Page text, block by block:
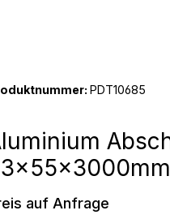
PDT10685
auf Anfrage